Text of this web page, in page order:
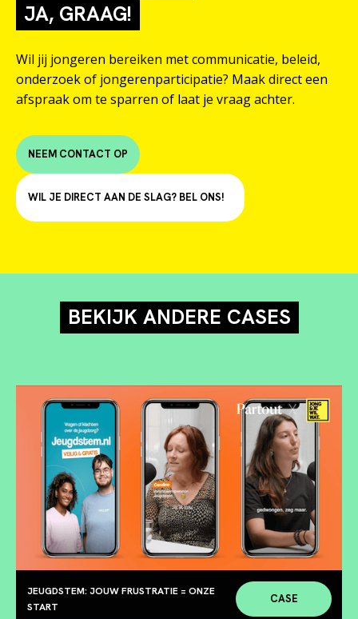
JA, GRAAG!
Wil jij jongeren bereiken met communicatie, beleid,
onderzoek of jongerenparticipatie? Maak direct een
afspraak om te sparren of laat je vraag achter.
NEEM CONTACT OP
WIL JE DIRECT AAN DE SLAG? BEL ONS!
BEKIJK ANDERE CASES
JEUGDSTEM: JOUW FRUSTRATIE = ONZE
START
CASE